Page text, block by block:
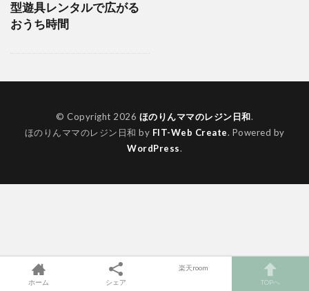
型遊具レンタルで広がる
おうち時間
© Copyright 2026 ほのりんママのレジン日和.
ほのりんママのレジン日和 by FIT-Web Create. Powered by
WordPress.
ホーム シェア
楽天room
TOPへ